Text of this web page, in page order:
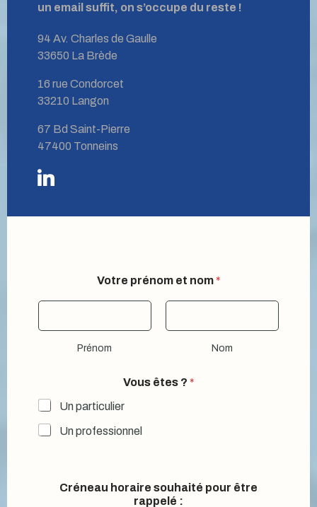
un email suffit, on s’occupe du reste !
94 Av. Charles de Gaulle
33650 La Brède
16 rue Condorcet
33210 Langon
67 Bd Saint-Pierre
47400 Tonneins
Votre prénom et nom *
Prénom Nom
Vous êtes ? *
Un particulier
Un professionnel
*
Q
Créneau horaire souhaité pour être
rappelé :